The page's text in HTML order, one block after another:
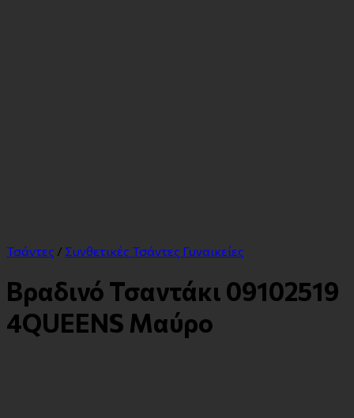
Τσάντες / Συνθετικές Τσάντες Γυναικείες
Βραδινό Τσαντάκι 09102519
4QUEENS Μαύρο